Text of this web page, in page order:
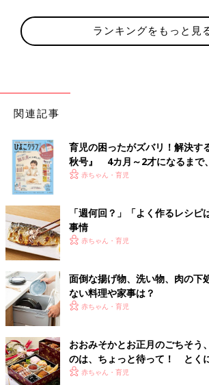
ランキングをもっと見
関連記事
育児の困ったがズバリ！解決す
秋号』 4カ月～2才になるまで
いっぱい！
赤ちゃん・育児
「週何回？」「よく作るレシ
事情
赤ちゃん・育児
面倒な揚げ物、洗い物、肉の下
ない料理や家事は？
赤ちゃん・育児
おおみそかとお正月のごちそう
のは、ちょっと待って！ とく
食材【管理栄養士】
赤ちゃん・育児